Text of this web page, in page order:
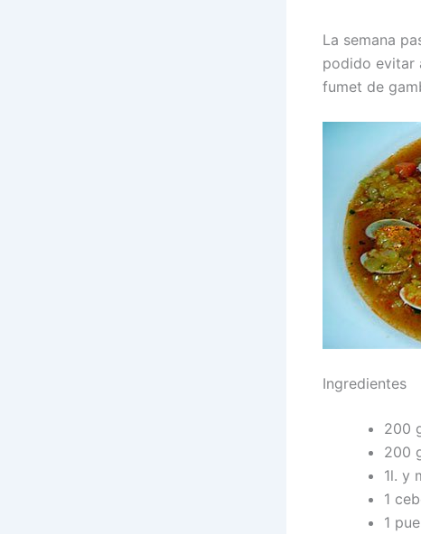
La semana
podido evitar
fumet de
Ingredientes
200
200
1l. y
1
1